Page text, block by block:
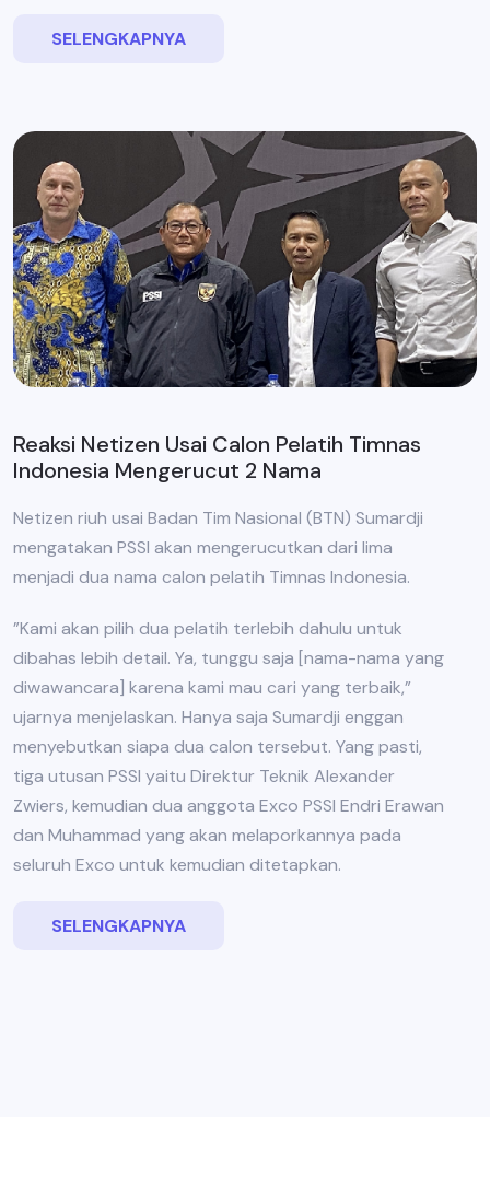
SELENGKAPNYA
Reaksi Netizen Usai Calon Pelatih Timnas
Indonesia Mengerucut 2 Nama
Netizen riuh usai Badan Tim Nasional (BTN) Sumardji
mengatakan PSSI akan mengerucutkan dari lima
menjadi dua nama calon pelatih Timnas Indonesia.
”Kami akan pilih dua pelatih terlebih dahulu untuk
dibahas lebih detail. Ya, tunggu saja [nama-nama yang
diwawancara] karena kami mau cari yang terbaik,”
ujarnya menjelaskan. Hanya saja Sumardji enggan
menyebutkan siapa dua calon tersebut. Yang pasti,
tiga utusan PSSI yaitu Direktur Teknik Alexander
Zwiers, kemudian dua anggota Exco PSSI Endri Erawan
dan Muhammad yang akan melaporkannya pada
seluruh Exco untuk kemudian ditetapkan.
SELENGKAPNYA